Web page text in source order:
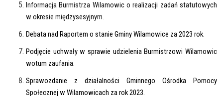
Informacja Burmistrza Wilamowic o realizacji zadań statutowych
w okresie międzysesyjnym.
Debata nad Raportem o stanie Gminy Wilamowice za 2023 rok.
Podjęcie uchwały w sprawie udzielenia Burmistrzowi Wilamowic
wotum zaufania.
Sprawozdanie z działalności Gminnego Ośrodka Pomocy
Społecznej w Wilamowicach za rok 2023.